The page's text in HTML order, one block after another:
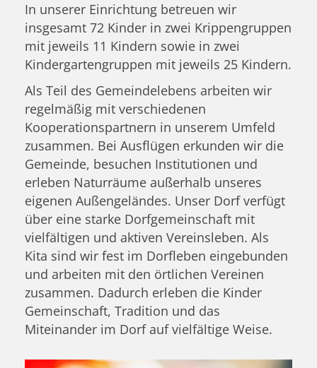
In unserer Einrichtung betreuen wir
insgesamt 72 Kinder in zwei Krippengruppen
mit jeweils 11 Kindern sowie in zwei
Kindergartengruppen mit jeweils 25 Kindern.
Als Teil des Gemeindelebens arbeiten wir
regelmäßig mit verschiedenen
Kooperationspartnern in unserem Umfeld
zusammen. Bei Ausflügen erkunden wir die
Gemeinde, besuchen Institutionen und
erleben Naturräume außerhalb unseres
eigenen Außengeländes. Unser Dorf verfügt
über eine starke Dorfgemeinschaft mit
vielfältigen und aktiven Vereinsleben. Als
Kita sind wir fest im Dorfleben eingebunden
und arbeiten mit den örtlichen Vereinen
zusammen. Dadurch erleben die Kinder
Gemeinschaft, Tradition und das
Miteinander im Dorf auf vielfältige Weise.